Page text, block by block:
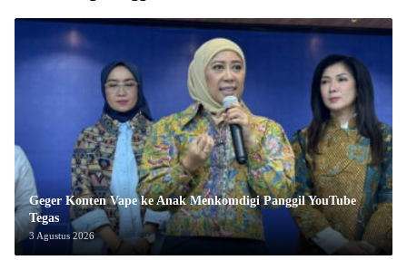
Geger Konten Vape ke Anak Menkomdigi Panggil YouTube
Tegas
3 Agustus 2026